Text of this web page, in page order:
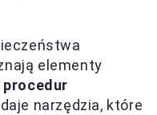
elementy
procedur
narzędzia, które